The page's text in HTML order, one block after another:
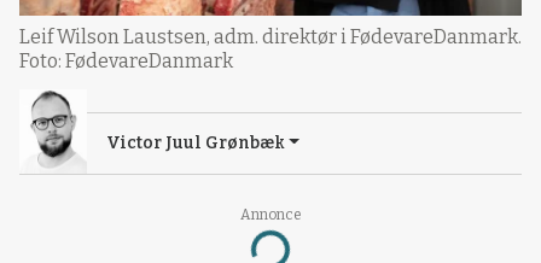
Annonce
Loading...
Leif Wilson Laustsen, adm. direktør i FødevareDanmark.
Foto: FødevareDanmark
Victor Juul Grønbæk